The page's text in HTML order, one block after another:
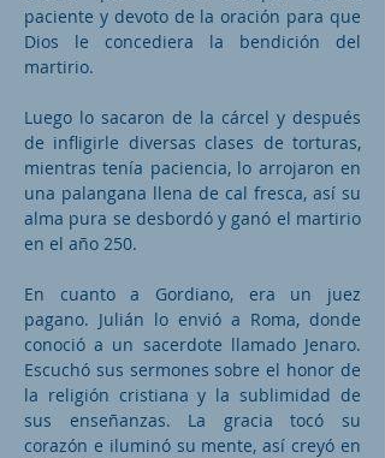
paciente y devoto de la oración para que
Dios le concediera la bendición del
martirio.
Luego lo sacaron de la cárcel y después
de infligirle diversas clases de torturas,
mientras tenía paciencia, lo arrojaron en
una palangana llena de cal fresca, así su
alma pura se desbordó y ganó el martirio
en el año 250.
En cuanto a Gordiano, era un juez
pagano. Julián lo envió a Roma, donde
conoció a un sacerdote llamado Jenaro.
Escuchó sus sermones sobre el honor de
la religión cristiana y la sublimidad de
sus enseñanzas. La gracia tocó su
corazón e iluminó su mente, así creyó en